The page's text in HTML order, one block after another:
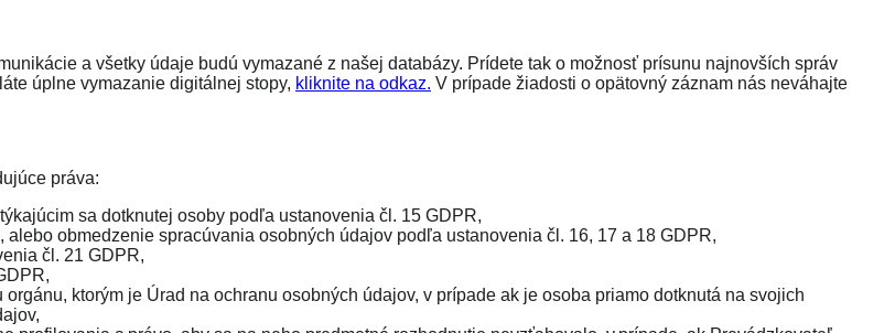
a všetky údaje budú vymazané z našej databázy. Prídete tak o možnosť prísunu najnovších správ
úplne vymazanie digitálnej stopy, kliknite na odkaz. V prípade žiadosti o opätovný záznam nás neváhajte
práva:
sa dotknutej osoby podľa ustanovenia čl. 15 GDPR,
obmedzenie spracúvania osobných údajov podľa ustanovenia čl. 16, 17 a 18 GDPR,
čl. 21 GDPR,
ktorým je Úrad na ochranu osobných údajov, v prípade ak je osoba priamo dotknutá na svojich